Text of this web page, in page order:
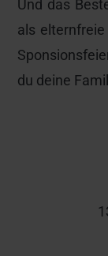
Und das
als
du deine